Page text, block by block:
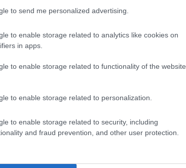
to send me personalized advertising.
to enable storage related to analytics like cookies on
in apps.
to enable storage related to functionality of the website
to enable storage related to personalization.
to enable storage related to security, including
and fraud prevention, and other user protection.